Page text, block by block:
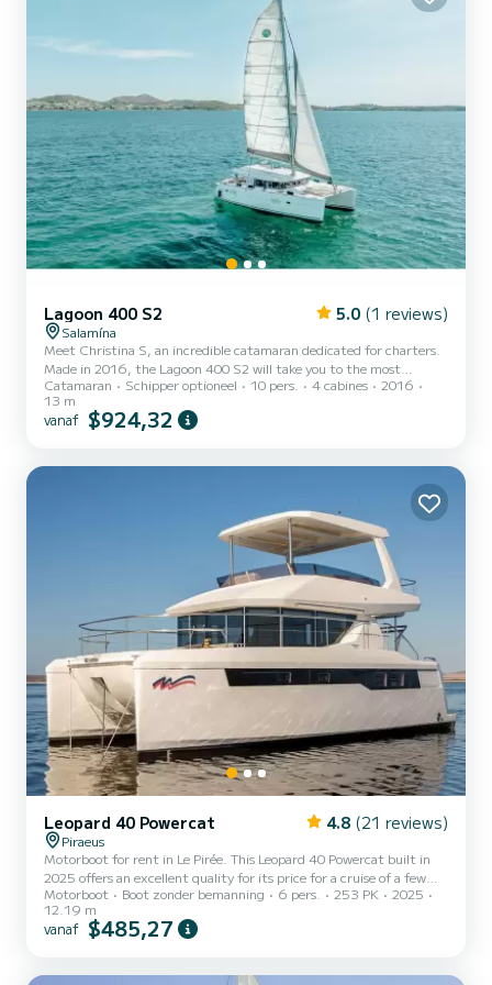
Lagoon 400 S2 5.0 (1 reviews)
Salamína
Meet Christina S, an incredible catamaran dedicated for charters.
Made in 2016, the Lagoon 400 S2 will take you to the most
beautiful anchorages in Salamína. The boat has 4 cabins with all
comfort and a capacity of 10 people. With an overall length of 12
meters, it will be your best ally to spend an exceptional vacation on
Catamaran Schipper optioneel 10 pers. 4 cabines
2016
13 m
vanaf $924,32
Leopard 40 Powercat 4.8 (21 reviews)
Piraeus
Motorboot for rent in Le Pirée. This Leopard 40 Powercat built in
2025 offers an excellent quality for its price for a cruise of a few
days or even a few weeks. The boat has 3 cabins with all comfort
and a capacity of 6 people. With an overall length of 12 meters, it
will be your best ally to spend an exceptional vacation on the water
Motorboot Boot zonder bemanning 6 pers. 253 PK
2025
12.19 m
vanaf $485,27